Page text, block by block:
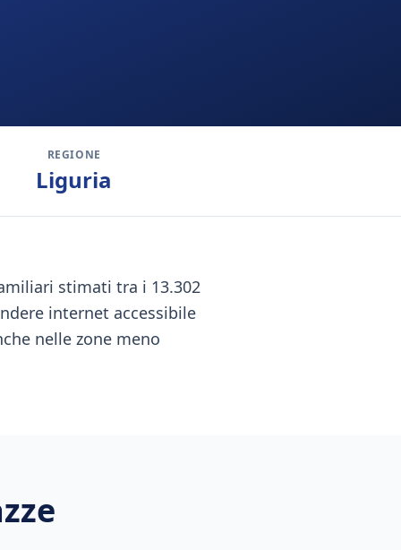
REGIONE
Liguria
stimati tra i 13.302
internet accessibile
nelle zone meno